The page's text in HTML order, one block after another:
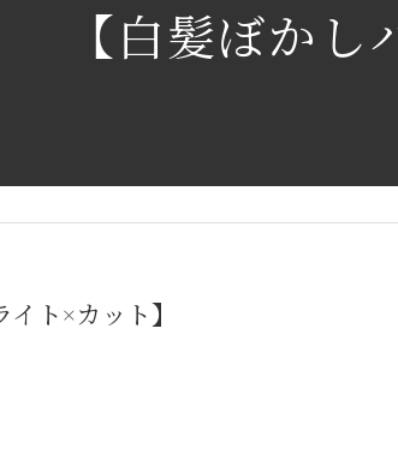
【白髪ぼか
イト×カット】